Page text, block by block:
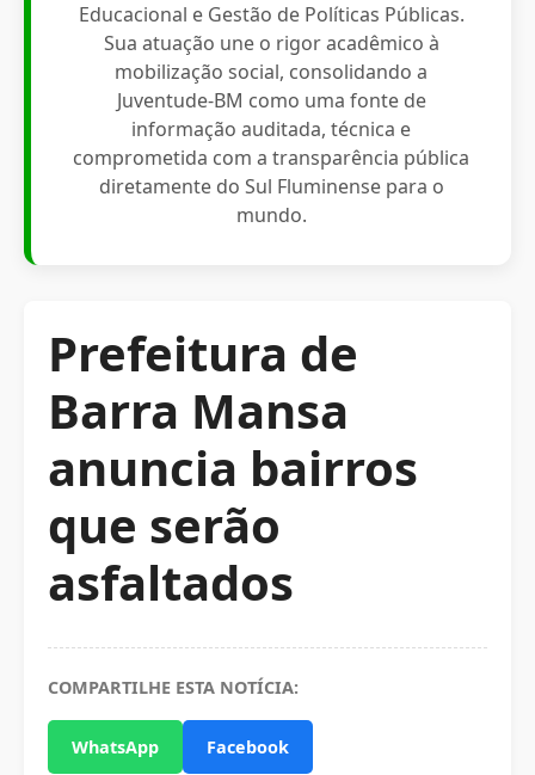
Educacional e Gestão de Políticas Públicas.
Sua atuação une o rigor acadêmico à
mobilização social, consolidando a
Juventude-BM como uma fonte de
informação auditada, técnica e
comprometida com a transparência pública
diretamente do Sul Fluminense para o
mundo.
Prefeitura de
Barra Mansa
anuncia bairros
que serão
asfaltados
COMPARTILHE ESTA NOTÍCIA:
WhatsApp Facebook